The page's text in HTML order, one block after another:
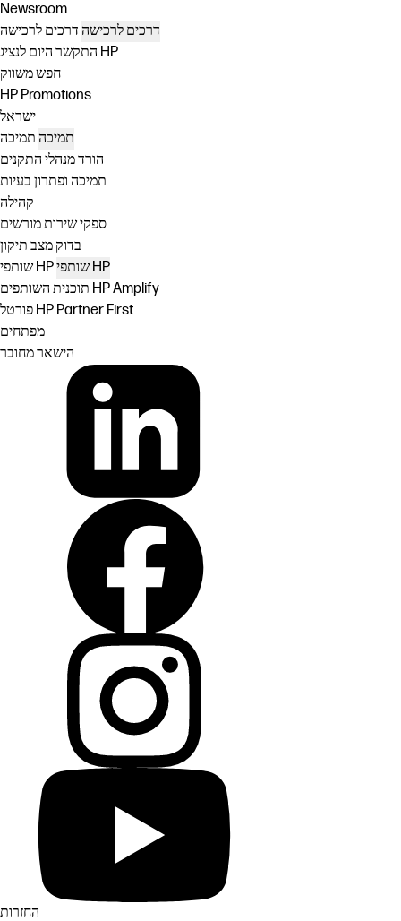
Newsroom
דרכים לרכישה
התקשר היום לנציג HP
חפש משווק
HP Promotions
ישראל
תמיכה
הורד מנהלי התקנים
תמיכה ופתרון בעיות
קהילה
ספקי שירות מורשים
בדוק מצב תיקון
שותפי HP
שותפי HP
תוכנית השותפים HP Amplify
פורטל HP Partner First
מפתחים
הישאר מחובר
החזרות